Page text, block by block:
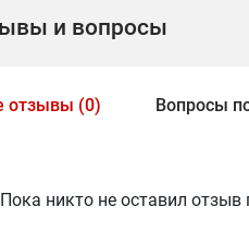
и вопросы
отзывы (0) Вопросы
Пока никто не оставил отзыв